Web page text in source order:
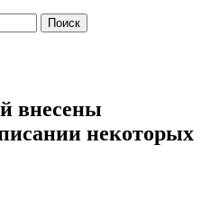
внесены
некоторых